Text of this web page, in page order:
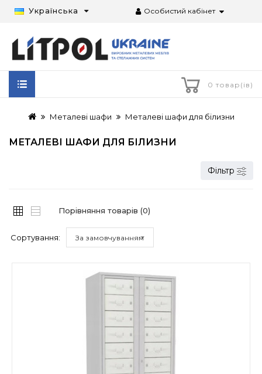
Українська Особистий кабінет
0 товар(ів)
Металеві шафи Металеві шафи для білизни
МЕТАЛЕВІ ШАФИ ДЛЯ БІЛИЗНИ
Фільтр
Порівняння товарів (0)
Сортування: За замовчуванням